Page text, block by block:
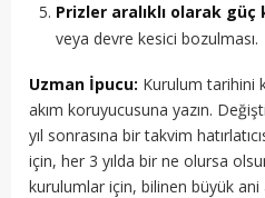
Prizler aralıklı olarak güç
veya devre kesici bozulması.
Uzman İpucu: Kurulum tarihini
akım koruyucusuna yazın.
yıl sonrasına bir takvim
için, her 3 yılda bir ne olursa
kurulumlar için, bilinen büyük ani